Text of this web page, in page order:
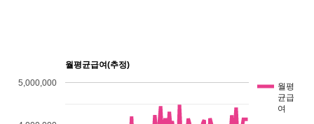
월평균급여(추정)
월평
균급
여
5,000,000